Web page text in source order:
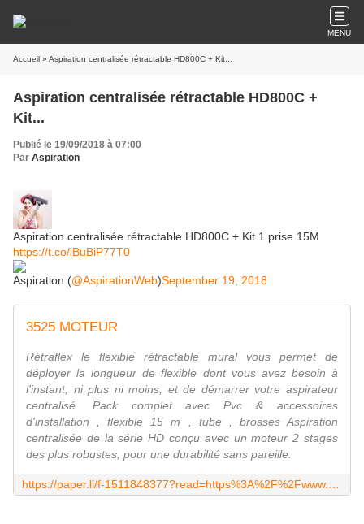
MENU
Accueil » Aspiration centralisée rétractable HD800C + Kit...
Aspiration centralisée rétractable HD800C +
Kit...
Publié le 19/09/2018 à 07:00
Par Aspiration
Aspiration centralisée rétractable HD800C + Kit 1 prise 15M
https://t.co/iBuBiP77T0
Aspiration (@AspirationWeb)September 19, 2018
3525 MOTEUR
Rétraflex le flexible rétractable mural vous permet de
déployer la longueur de flexible dont vous avez besoin à
l'instant, ni plus ni moins, et de démarrer votre aspirateur
centralisé. Pack complet avec Pvc & accessoires
d'installation , flexible 15 m , tube , brosses Aspiration
centralisée de la série HD conçu avec un moteur 2 stages
des plus robustes, pour une durabilité sans pareille.